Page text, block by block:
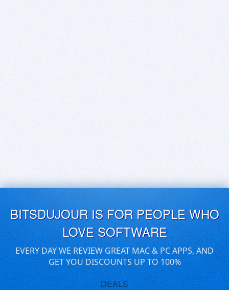
BITSDUJOUR IS FOR PEOPLE WHO
LOVE SOFTWARE
EVERY DAY WE REVIEW GREAT MAC & PC APPS, AND
GET YOU DISCOUNTS UP TO 100%
DEALS